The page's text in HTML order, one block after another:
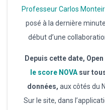
Professeur Carlos
posé à la dernière
début d’une
Depuis cette date,
le score NOVAsur
données, aux côtés du
Sur le site, dans